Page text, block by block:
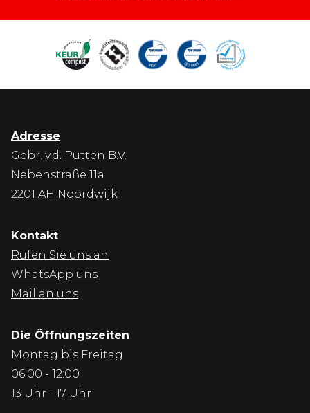
Adresse
Gebr. v.d. Putten B.V.
Nebenstraße 11a
2201 AH Noordwijk
Kontakt
Rufen Sie uns an
WhatsApp uns
Mail an uns
Die Öffnungszeiten
Montag bis Freitag
06:00 - 12:00
13 Uhr - 17 Uhr